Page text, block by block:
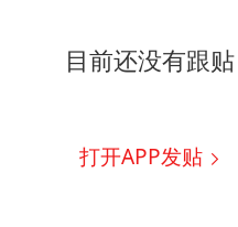
目前还没有跟
打开APP发贴